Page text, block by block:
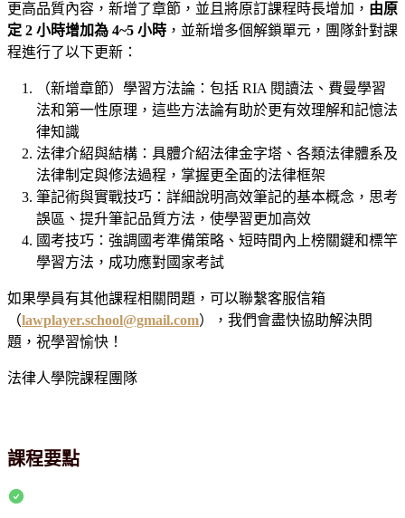
更高品質內容，新增了章節，並且將原訂課程時長增加， 由原
定 2 小時增加為 4~5 小時 ，並新增多個解鎖單元，團隊針對課
程進行了以下更新：
（新增章節）學習方法論：包括 RIA 閱讀法、費曼學習
法和第一性原理，這些方法論有助於更有效理解和記憶法
律知識
法律介紹與結構：具體介紹法律金字塔、各類法律體系及
法律制定與修法過程，掌握更全面的法律框架
筆記術與實戰技巧：詳細說明高效筆記的基本概念，思考
誤區、提升筆記品質方法，使學習更加高效
國考技巧：強調國考準備策略、短時間內上榜關鍵和標竿
學習方法，成功應對國家考試
如果學員有其他課程相關問題，可以聯繫客服信箱
（lawplayer.school@gmail.com），我們會盡快協助解決問
題，祝學習愉快！
法律人學院課程團隊
課程要點